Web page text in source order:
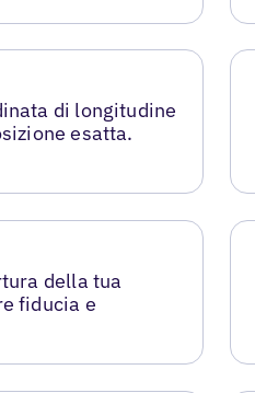
di longitudine
esatta.
della tua
fiducia e